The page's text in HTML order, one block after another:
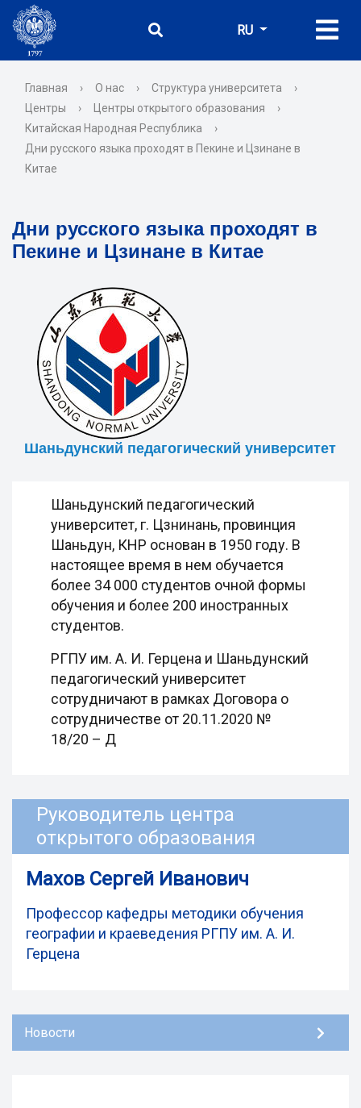
RU
Главная › О нас › Структура университета
›
Центры
› Центры открытого образования
›
Китайская Народная Республика
›
Дни русского языка проходят в Пекине и Цзинане в
Китае
Дни русского языка проходят в
Пекине и Цзинане в Китае
Шаньдунский педагогический университет
Шаньдунский педагогический
университет, г. Цзнинань, провинция
Шаньдун, КНР основан в 1950 году. В
настоящее время в нем обучается
более 34 000 студентов очной формы
обучения и более 200 иностранных
студентов.
РГПУ им. А. И. Герцена и Шаньдунский
педагогический университет
сотрудничают в рамках Договора о
сотрудничестве от 20.11.2020 №
18/20 – Д
Руководитель центра
открытого образования
Махов Сергей Иванович
Профессор кафедры методики обучения
географии и краеведения РГПУ им. А. И.
Герцена
Новости